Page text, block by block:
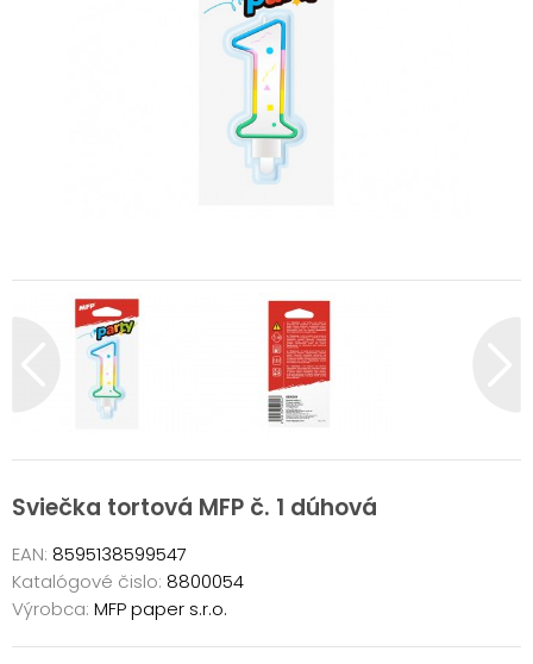
Sviečka tortová MFP č. 1 dúhová
EAN: 8595138599547
Katalógové čislo: 8800054
Výrobca: MFP paper s.r.o.